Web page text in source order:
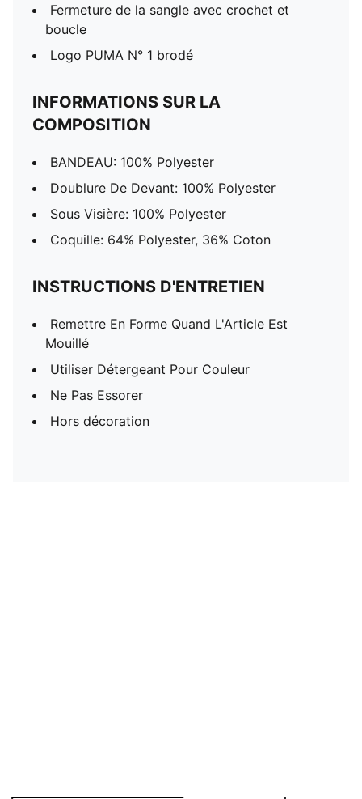
Fermeture de la sangle avec crochet et
boucle
Logo PUMA N° 1 brodé
INFORMATIONS SUR LA
COMPOSITION
BANDEAU: 100% Polyester
Doublure De Devant: 100% Polyester
Sous Visière: 100% Polyester
Coquille: 64% Polyester, 36% Coton
INSTRUCTIONS D'ENTRETIEN
Remettre En Forme Quand L'Article Est
Mouillé
Utiliser Détergeant Pour Couleur
Ne Pas Essorer
Hors décoration